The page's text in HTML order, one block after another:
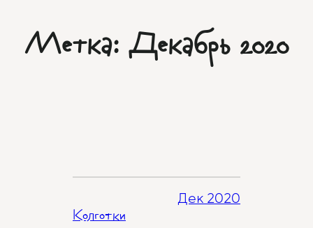
Метка: Декабрь 2020
Колготки
Дек 2020